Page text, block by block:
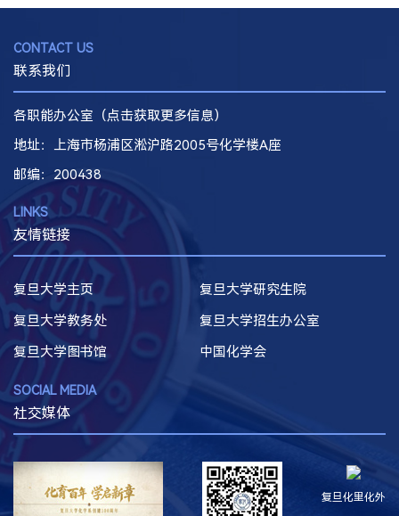
CONTACT US
联系我们
各职能办公室（点击获取更多信息）
地址：上海市杨浦区淞沪路2005号化学楼A座
邮编：200438
LINKS
友情链接
复旦大学主页
复旦大学研究生院
复旦大学教务处
复旦大学招生办公室
复旦大学图书馆
中国化学会
SOCIAL MEDIA
社交媒体
复旦化里化外